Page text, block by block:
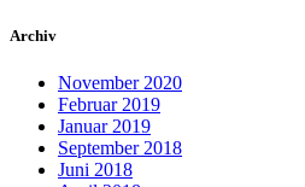
Archiv
November 2020
Februar 2019
Januar 2019
September 2018
Juni 2018